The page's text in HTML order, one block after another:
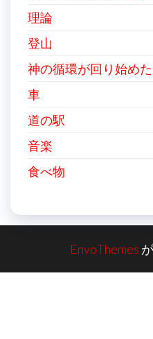
理論
登山
神の循環が回り始めた
車
道の駅
音楽
食べ物
EnvoThemes